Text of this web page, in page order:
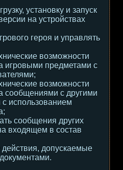
установку и запуск
на устройствах
героя и управлять
возможности
игровыми предметами с
возможности
сообщениями с другими
использованием
сообщения других
входящем в состав
допускаемые